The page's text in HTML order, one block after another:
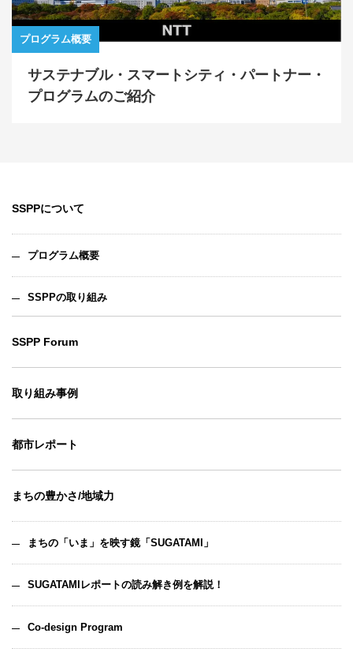
プログラム概要
サステナブル・スマートシティ・パートナー・
プログラムのご紹介
SSPPについて
プログラム概要
SSPPの取り組み
SSPP Forum
取り組み事例
都市レポート
まちの豊かさ/地域力
まちの「いま」を映す鏡「SUGATAMI」
SUGATAMIレポートの読み解き例を解説！
Co-design Program